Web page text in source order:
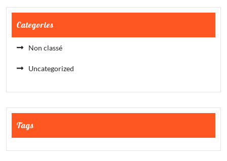
Categories
Non classé
Uncategorized
Tags